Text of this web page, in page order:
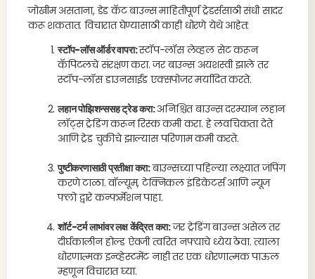
जोखीम असताना, डेड कॅट बाउन्स माहितीपूर्ण ट्रेडर्ससाठी संधी सादर
करू शकतात. विचारात घेण्यासाठी काही धोरणे येथे आहेत:
स्टॉप-लॉस ऑर्डर वापरा:स्टॉप-लॉस लेव्हल सेट करून
कॅपिटलचे संरक्षण करा. जर बाउन्स अयशस्वी झाले तर
स्टॉप-लॉस डाउनसाईड एक्सपोजर मर्यादित करते.
लहान पोझिशन्ससह ट्रेड करा:अनिश्चित बाउन्स दरम्यान लहान
लॉट्स ट्रेडिंग करून रिस्क कमी करा. हे लवचिकता देते
आणि ट्रेड चुकीचे झाल्यास परिणाम कमी करते.
पुष्टीकरणासाठी प्रतीक्षा करा:बाउन्सच्या पहिल्या लक्ष्यात जंपिंग
करणे टाळा. वॉल्यूम, टेक्निकल इंडिकेटर्स आणि न्यूज
फ्लो द्वारे कन्फर्मेशन पाहा.
शॉर्ट-टर्म लाभांवर लक्ष केंद्रित करा:जर ट्रेडिंग बाउन्स असेल तर
दीर्घकालीन होल्ड ऐवजी त्वरित नफ्याचे ध्येय ठेवा. त्याला
धोरणात्मक इन्व्हेस्टमेंट नाही तर एक धोरणात्मक पाऊल
म्हणून विचारात घ्या.